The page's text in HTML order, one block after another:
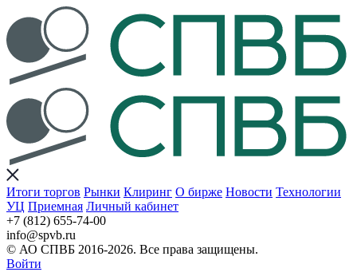
Итоги торгов Рынки Клиринг О бирже Новости Технологии
УЦ Приемная Личный кабинет
+7 (812) 655-74-00
info@spvb.ru
© АО СПВБ 2016-2026. Все права защищены.
Войти